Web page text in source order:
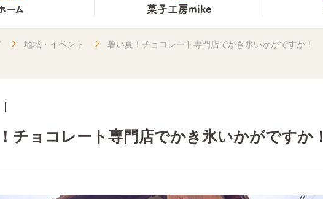
ーム 菓子工房mike
地域・イベント 暑い夏！チョコレート専門店でかき氷いかがですか！
チョコレート専門店でかき氷いかがですか！